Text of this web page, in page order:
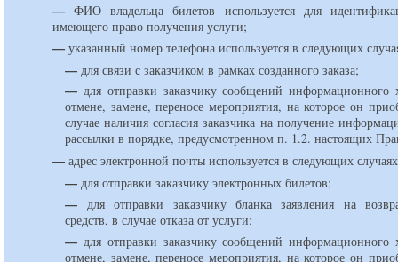
— ФИО владельца билетов используется для
имеющего право получения услуги;
— указанный номер телефона используется в следующих
— для связи с заказчиком в рамках созданного заказа;
— для отправки заказчику сообщений информационного
отмене, замене, переносе мероприятия, на которое он
случае наличия согласия заказчика на получение
рассылки в порядке, предусмотренном п. 1.2. настоящих
— адрес электронной почты используется в следующих
— для отправки заказчику электронных билетов;
— для отправки заказчику бланка заявления на
средств, в случае отказа от услуги;
— для отправки заказчику сообщений информационного
отмене, замене, переносе мероприятия, на которое он